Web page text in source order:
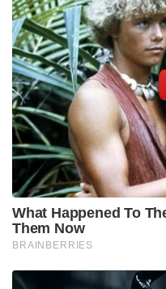
What Happened To
Them Now
BRAINBERRIES